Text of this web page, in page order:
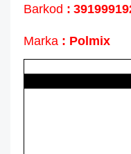
Barkod :
Marka : Polmix